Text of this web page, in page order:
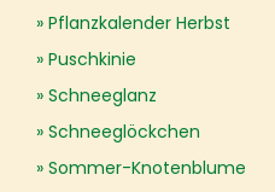
Pflanzkalender Herbst
Puschkinie
Schneeglanz
Schneeglöckchen
Sommer-Knotenblume